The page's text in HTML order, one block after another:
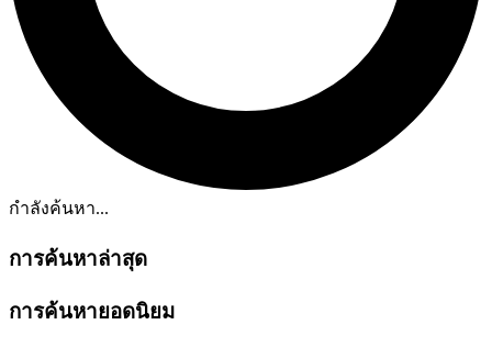
กำลังค้นหา...
การค้นหาล่าสุด
การค้นหายอดนิยม